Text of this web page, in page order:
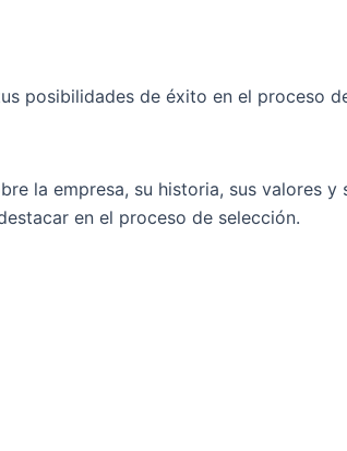
posibilidades de éxito en el proceso
la empresa, su historia, sus valores
en el proceso de selección.